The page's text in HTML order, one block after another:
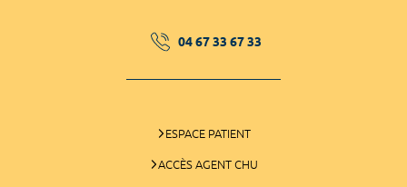
04 67 33 67 33
ESPACE PATIENT
ACCÈS AGENT CHU